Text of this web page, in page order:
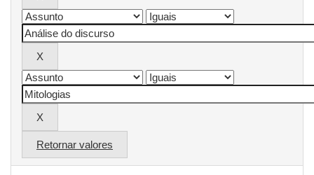
Retornar valores